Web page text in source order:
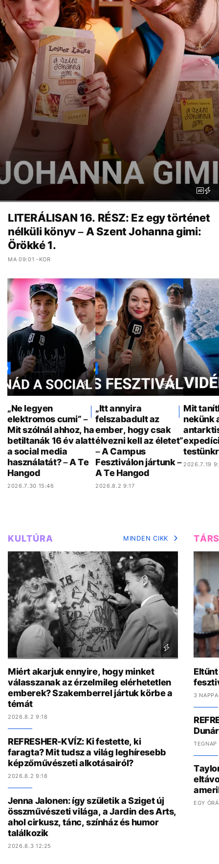
LITERÁLISAN 16. RÉSZ: Ez egy történet
nélküli könyv – A Szent Johanna gimi:
Örökké 1.
MA 09:01 -KOR
„Ne legyen
elektromos cumi” –
Mit szólnál ahhoz, ha
betiltanák 16 év alatt
a social media
használatát? – A Te
Hangod
2026.7.30 15:46
„Itt annyira
felszabadult az
ember, hogy csak
élvezni kell az életet”
– A Campus
Fesztiválon jártunk –
A Te Hangod
2026.8.2 9:17
Mit
nekünk
2026.7.19
KULTÚRA MINDEN CIKK
Miért akarjuk ennyire, hogy minket
válasszanak az érzelmileg elérhetetlen
emberek? Szakemberrel jártuk körbe a
témát
2026.8.2 9:18
REFRESHER-KVÍZ: Ki festette, ki
faragta? Mit tudsz a világ leghíresebb
képzőművészeti alkotásairól?
2026.8.2 9:18
Jenna Jalonen: így születik a Sziget új
összművészeti világa, a Jardin des Arts,
ahol cirkusz, tánc, színház és humor
találkozik
2026.8.3 12:25
3
EGY